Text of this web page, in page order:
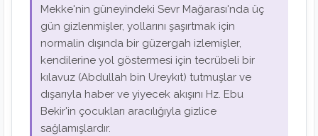
Mekke'nin güneyindeki Sevr Mağarası'nda üç
gün gizlenmişler, yollarını şaşırtmak için
normalin dışında bir güzergah izlemişler,
kendilerine yol göstermesi için tecrübeli bir
kılavuz (Abdullah bin Ureykıt) tutmuşlar ve
dışarıyla haber ve yiyecek akışını Hz. Ebu
Bekir'in çocukları aracılığıyla gizlice
sağlamışlardır.